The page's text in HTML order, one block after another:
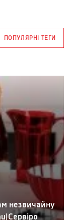
ПОПУЛЯРНІ ТЕГИ
незвичайну